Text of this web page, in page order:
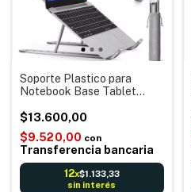
Soporte Plastico para
Notebook Base Tablet
Portátil Regulable
$13.600,00
$9.520,00 con
Transferencia bancaria
12x$1.133,33
sin interés